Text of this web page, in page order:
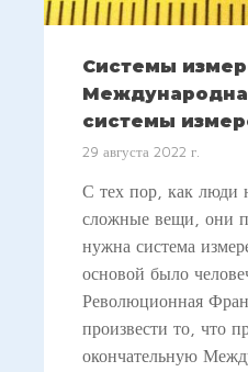
Системы
системы
29 августа 2022 г.
С тех пор, как люди
сложные вещи, они
нужна система
основой было
Революционная
произвести то, что
окончательную